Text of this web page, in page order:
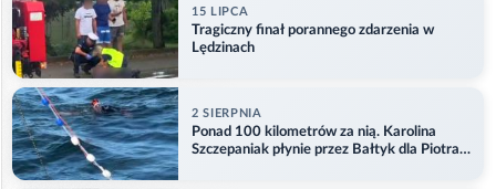
15 LIPCA
Tragiczny finał porannego zdarzenia w
Lędzinach
2 SIERPNIA
Ponad 100 kilometrów za nią. Karolina
Szczepaniak płynie przez Bałtyk dla Piotra.